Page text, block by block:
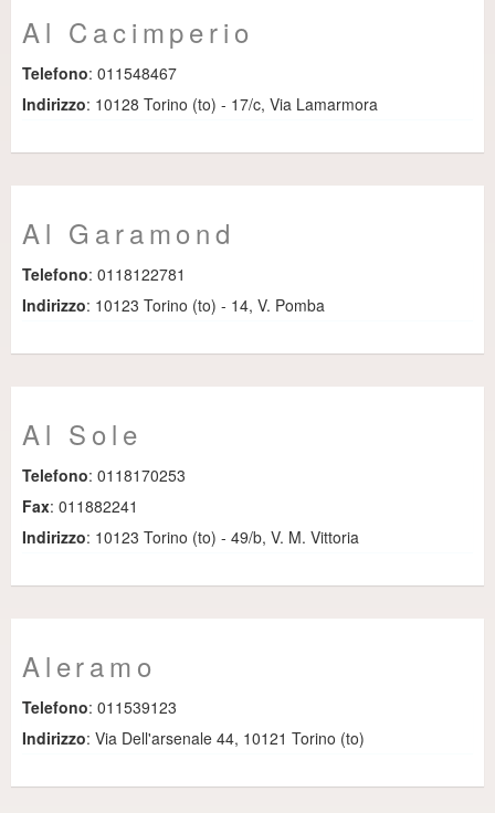
Al Cacimperio
Telefono: 011548467
Indirizzo: 10128 Torino (to) - 17/c, Via Lamarmora
Al Garamond
Telefono: 0118122781
Indirizzo: 10123 Torino (to) - 14, V. Pomba
Al Sole
Telefono: 0118170253
Fax: 011882241
Indirizzo: 10123 Torino (to) - 49/b, V. M. Vittoria
Aleramo
Telefono: 011539123
Indirizzo: Via Dell'arsenale 44, 10121 Torino (to)